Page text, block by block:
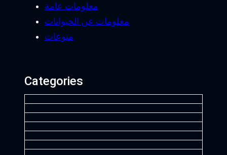
معلومات عامة
معلومات عن الحيوانات
منوعات
Categories